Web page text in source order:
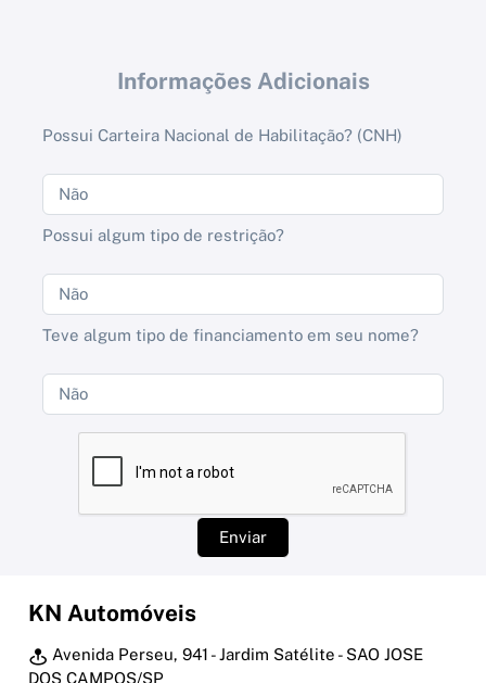
Informações Adicionais
Possui Carteira Nacional de Habilitação? (CNH)
Possui algum tipo de restrição?
Teve algum tipo de financiamento em seu nome?
Enviar
KN Automóveis
Avenida Perseu, 941 - Jardim Satélite - SAO JOSE
DOS CAMPOS/SP